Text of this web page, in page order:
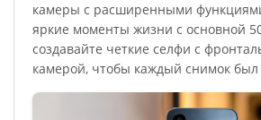
камеры с расширенными
яркие моменты жизни с основной
создавайте четкие селфи с
камерой, чтобы каждый снимок